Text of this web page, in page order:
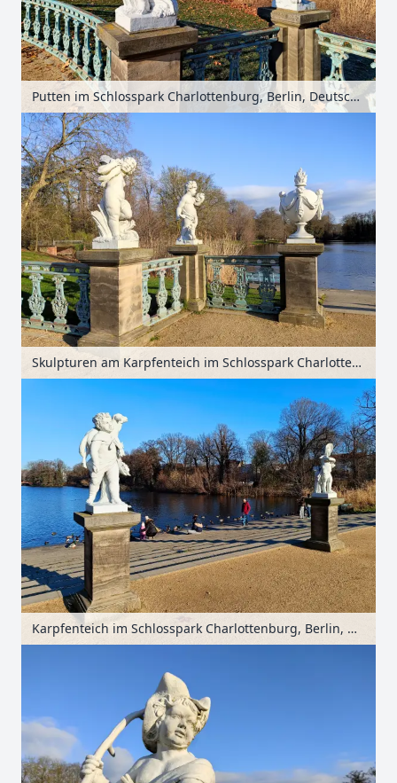
Putten im Schlosspark Charlottenburg, Berlin, Deutschland
Skulpturen am Karpfenteich im Schlosspark Charlottenburg, Berlin, Deutschland
Karpfenteich im Schlosspark Charlottenburg, Berlin, Deutschland